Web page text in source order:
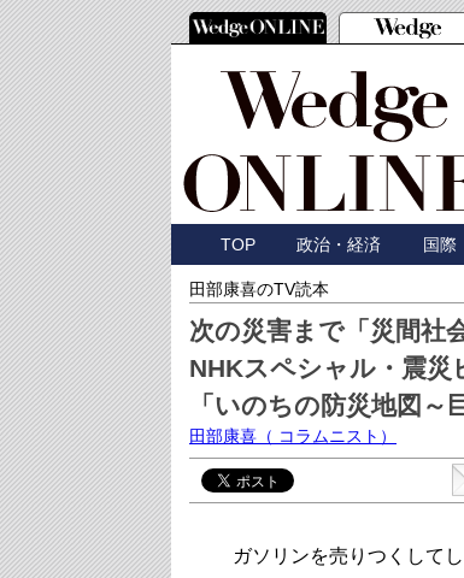
TOP 政治・経済 国際
田部康喜のTV読本
次の災害まで「災間社
NHKスペシャル・震
「いのちの防災地図～
田部康喜 （ コラムニスト）
ガソリンを売りつくして